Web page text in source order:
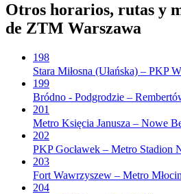
Otros horarios, rutas y
de ZTM Warszawa
198
Stara Miłosna (Ułańska) – PKP
199
Bródno - Podgrodzie –
201
Metro Księcia Janusza – Nowe
202
PKP Gocławek – Metro Stadion
203
Fort Wawrzyszew – Metro
204